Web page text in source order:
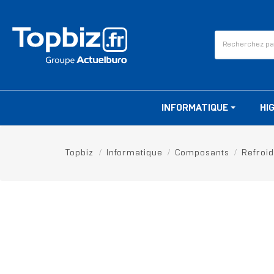
INFORMATIQUE
Topbiz Informatique Composants